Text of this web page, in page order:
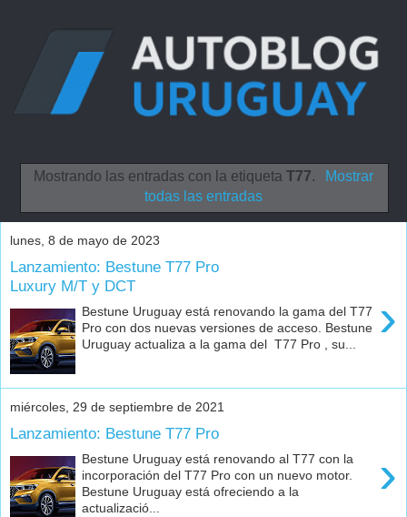
Mostrando las entradas con la etiquetaT77.
Mostrar
todas las entradas
lunes, 8 de mayo de 2023
Lanzamiento: Bestune T77 Pro
Luxury M/T y DCT
›
Bestune Uruguay está renovando la gama del T77
Pro con dos nuevas versiones de acceso. Bestune
Uruguay actualiza a la gama del T77 Pro , su...
miércoles, 29 de septiembre de 2021
Lanzamiento: Bestune T77 Pro
›
Bestune Uruguay está renovando al T77 con la
incorporación del T77 Pro con un nuevo motor.
Bestune Uruguay está ofreciendo a la
actualizació...